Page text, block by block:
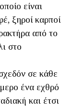
είναι
ξηροί καρποί
από το
στο
σε κάθε
ένα εχθρό
και έτσι